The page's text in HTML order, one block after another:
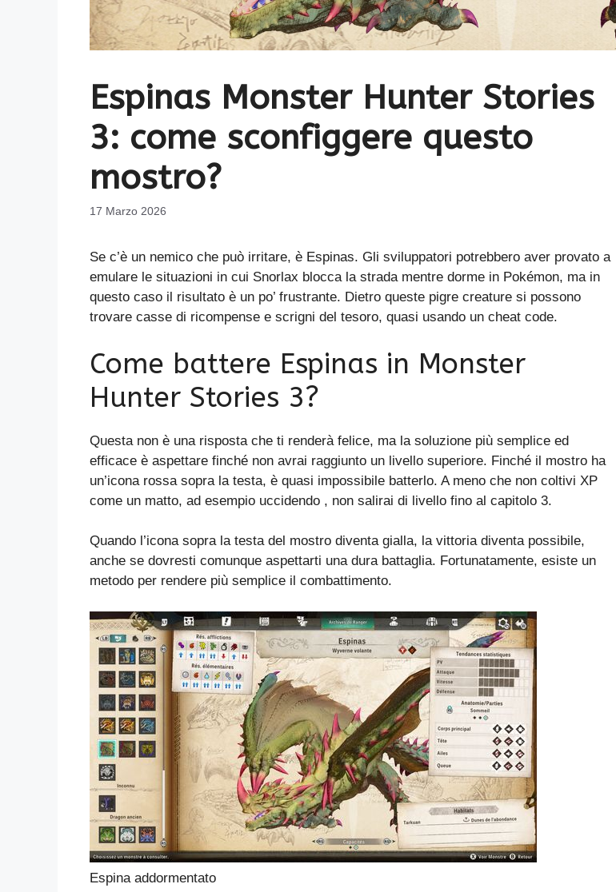
Espinas Monster Hunter Stories
3: come sconfiggere questo
mostro?
17 Marzo 2026
Se c’è un nemico che può irritare, è Espinas. Gli sviluppatori potrebbero aver provato a
emulare le situazioni in cui Snorlax blocca la strada mentre dorme in Pokémon, ma in
questo caso il risultato è un po’ frustrante. Dietro queste pigre creature si possono
trovare casse di ricompense e scrigni del tesoro, quasi usando un cheat code.
Come battere Espinas in Monster
Hunter Stories 3?
Questa non è una risposta che ti renderà felice, ma la soluzione più semplice ed
efficace è aspettare finché non avrai raggiunto un livello superiore. Finché il mostro ha
un’icona rossa sopra la testa, è quasi impossibile batterlo. A meno che non coltivi XP
come un matto, ad esempio uccidendo , non salirai di livello fino al capitolo 3.
Quando l’icona sopra la testa del mostro diventa gialla, la vittoria diventa possibile,
anche se dovresti comunque aspettarti una dura battaglia. Fortunatamente, esiste un
metodo per rendere più semplice il combattimento.
Espina addormentato